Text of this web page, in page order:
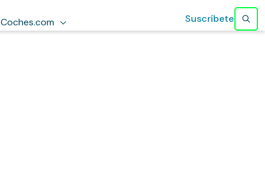
Coches.com Suscríbete